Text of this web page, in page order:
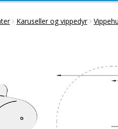
Karuseller og vippedyr